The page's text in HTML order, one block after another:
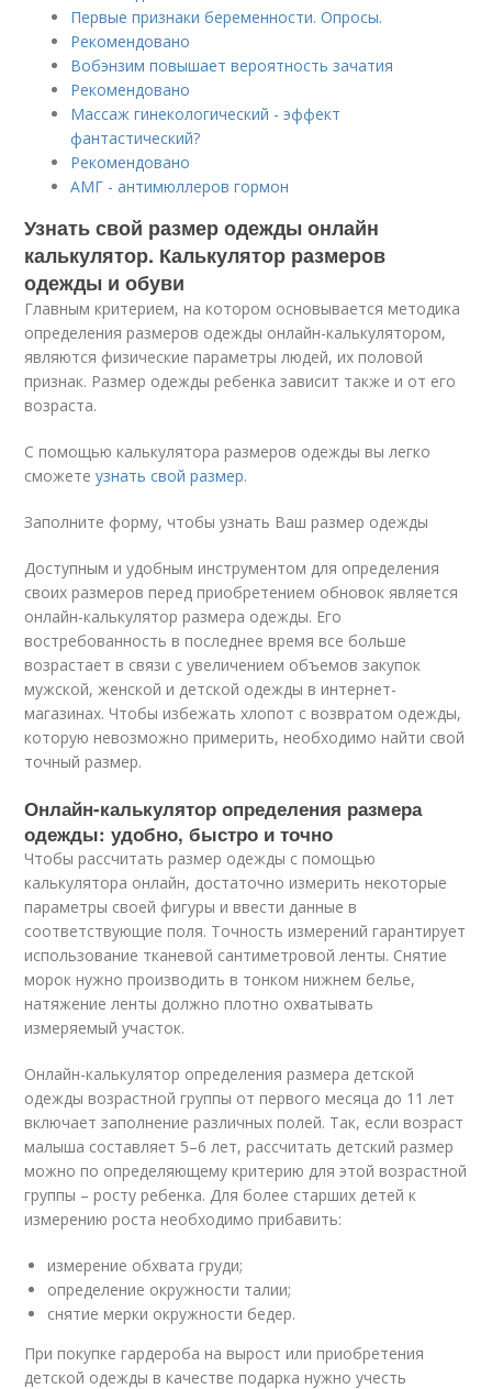
Первые признаки беременности. Опросы.
Рекомендовано
Вобэнзим повышает вероятность зачатия
Рекомендовано
Массаж гинекологический - эффект
фантастический?
Рекомендовано
АМГ - антимюллеров гормон
Узнать свой размер одежды онлайн
калькулятор. Калькулятор размеров
одежды и обуви
Главным критерием, на котором основывается методика
определения размеров одежды онлайн-калькулятором,
являются физические параметры людей, их половой
признак. Размер одежды ребенка зависит также и от его
возраста.
С помощью калькулятора размеров одежды вы легко
сможетеузнать свой размер.
Заполните форму, чтобы узнать Ваш размер одежды
Доступным и удобным инструментом для определения
своих размеров перед приобретением обновок является
онлайн-калькулятор размера одежды. Его
востребованность в последнее время все больше
возрастает в связи с увеличением объемов закупок
мужской, женской и детской одежды в интернет-
магазинах. Чтобы избежать хлопот с возвратом одежды,
которую невозможно примерить, необходимо найти свой
точный размер.
Онлайн-калькулятор определения размера
одежды: удобно, быстро и точно
Чтобы рассчитать размер одежды с помощью
калькулятора онлайн, достаточно измерить некоторые
параметры своей фигуры и ввести данные в
соответствующие поля. Точность измерений гарантирует
использование тканевой сантиметровой ленты. Снятие
морок нужно производить в тонком нижнем белье,
натяжение ленты должно плотно охватывать
измеряемый участок.
Онлайн-калькулятор определения размера детской
одежды возрастной группы от первого месяца до 11 лет
включает заполнение различных полей. Так, если возраст
малыша составляет 5–6 лет, рассчитать детский размер
можно по определяющему критерию для этой возрастной
группы – росту ребенка. Для более старших детей к
измерению роста необходимо прибавить:
измерение обхвата груди;
определение окружности талии;
снятие мерки окружности бедер.
При покупке гардероба на вырост или приобретения
детской одежды в качестве подарка нужно учесть